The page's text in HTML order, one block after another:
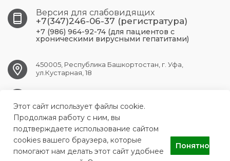
Версия для слабовидящих
+7(347)246-06-37 (регистратура)
+7 (986) 964-92-74 (для пациентов с
хроническими вирусными гепатитами)
450005, Республика Башкортостан, г. Уфа,
ул.Кустарная, 18
ГБУЗ Республиканский центр по профилактике и борьбе со
СПИДом и инфекционными заболеваниями
Этот сайт использует файлы cookie.
Продолжая работу с ним, вы
подтверждаете использование сайтом
cookies вашего браузера, которые
помогают нам делать этот сайт удобнее
Понятно